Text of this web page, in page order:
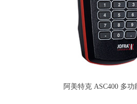
阿美特克 ASC400 多功